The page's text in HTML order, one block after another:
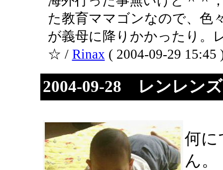
た教育ママゴンなので、色
が義母に降りかかったり。
☆ / Rinax ( 2004-09-29 15:45
2004-09-28 レンレン
何に
ん。